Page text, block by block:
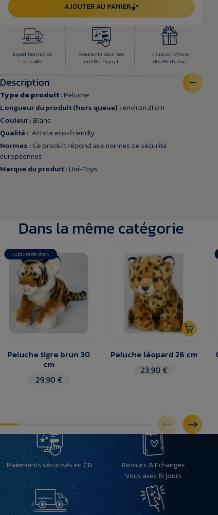
AJOUTER AU PANIER
Expédition rapide
sous 48h
Paiements sécurisés
en CB et Paypal
Livraison offerte
dès 65€ d’achat
Description
Type de produit : Peluche
Longueur du produit (hors queue) : environ 21 cm
Couleur :Blanc
Qualité : Article eco-friendly
Normes : Ce produit répond aux normes de sécurité
européennes
Marque du produit :Uni-Toys
Dans la même catégorie
rupture de stock
Peluche tigre brun 30
cm
29,90 €
Peluche léopard 26 cm
23,90 €
Paiements sécurisés en CB
Retours & Echanges
Vous avez 15 jours